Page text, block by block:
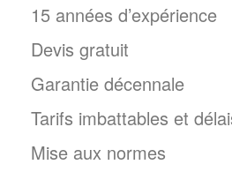
15 années d’expérience
Devis gratuit
Garantie décennale
Tarifs imbattables et
Mise aux normes